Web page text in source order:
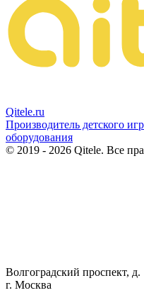
Qitele.ru
Производитель детского
оборудования
© 2019 - 2026 Qitele. Все
Волгоградский проспект, д.
г. Москва